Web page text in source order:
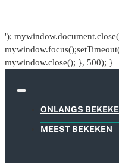
');
mywindow.close(); }, 500); }
ONLANGS
MEEST BEKEKEN